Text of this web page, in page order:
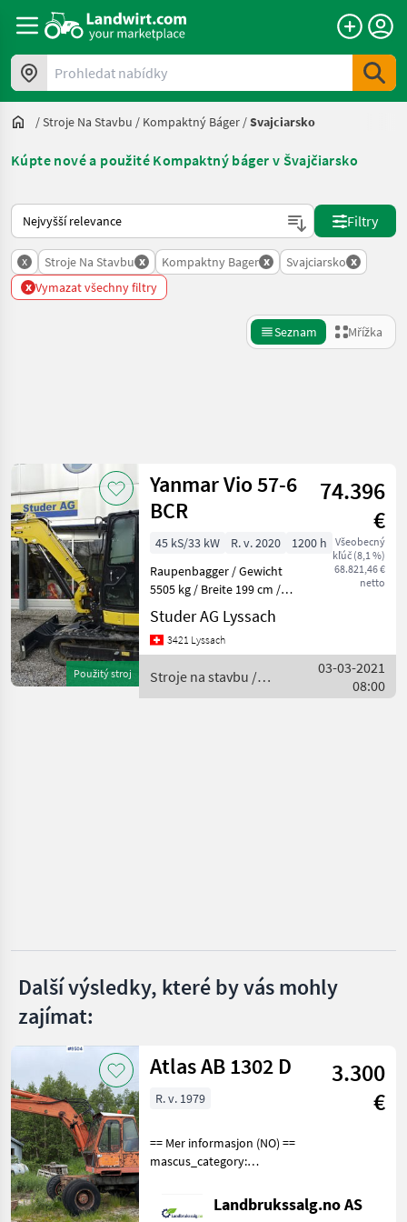
Prohledat nabídky
/Stroje Na Stavbu / Kompaktný Báger /Svajciarsko
Kúpte nové a použité Kompaktný báger v Švajčiarsko
Takto se řadí nabídky na Landwirt.com
Filtry
x Stroje Na Stavbu x Kompaktny Bager x Svajciarsko x
x Vymazat všechny filtry
Seznam Mřížka
Kategorie 3 Země Filtry
AKTUÁLNÍ
CESTA
stavebná
technika
Stroje
Na
Stavbu
Kompaktny
Obnovit
Zobrazit
výsledků
Použitý stroj
Yanmar Vio 57-6
BCR
74.396
€
Všeobecný
kľúč (8,1 %)
68.821,46 €
netto
45 kS/33 kW R. v. 2020
1200 h
Raupenbagger / Gewicht
5505 kg / Breite 199 cm /
Gesamthöhe 254 cm /
Kabine / Luftfedersitz /
Powertilt mit
Partikelfilter ab Werk Stufe
5 / G
Studer AG Lyssach
3421 Lyssach
Stroje na stavbu /
Yanmar
03-03-2021
08:00
Další výsledky, které by vás mohly
zajímat:
Atlas AB 1302 D
3.300
€
R. v. 1979
== Mer informasjon (NO) ==
mascus_category:
reference number upon
request: 9504 See
Landbrukssalg.no AS